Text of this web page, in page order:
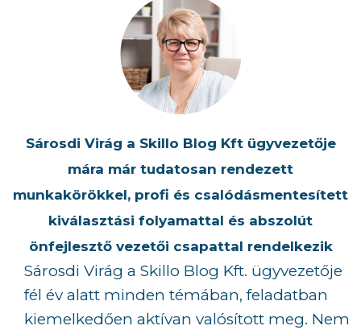
Sárosdi Virág a Skillo Blog Kft ügyvezetője
mára már tudatosan rendezett
munkakörökkel, profi és csalódásmentesített
kiválasztási folyamattal és abszolút
önfejlesztő vezetői csapattal rendelkezik
Sárosdi Virág a Skillo Blog Kft. ügyvezetője
fél év alatt minden témában, feladatban
kiemelkedően aktívan valósított meg. Nem